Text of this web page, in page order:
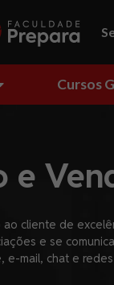
Cursos
e
cliente de
e se
e-mail, chat e redes